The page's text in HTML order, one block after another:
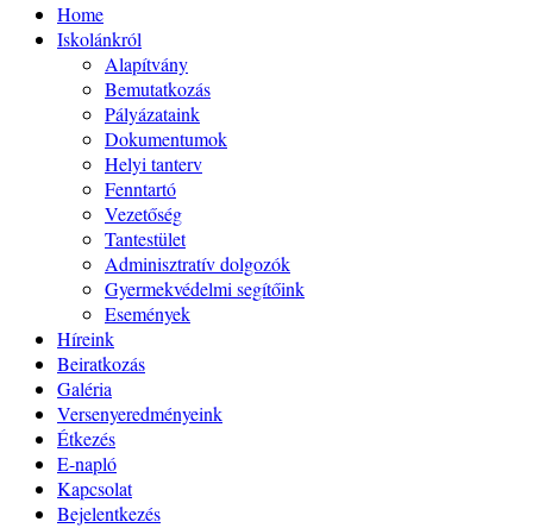
Home
Iskolánkról
Alapítvány
Bemutatkozás
Pályázataink
Dokumentumok
Helyi tanterv
Fenntartó
Vezetőség
Tantestület
Adminisztratív dolgozók
Gyermekvédelmi segítőink
Események
Híreink
Beiratkozás
Galéria
Versenyeredményeink
Étkezés
E-napló
Kapcsolat
Bejelentkezés